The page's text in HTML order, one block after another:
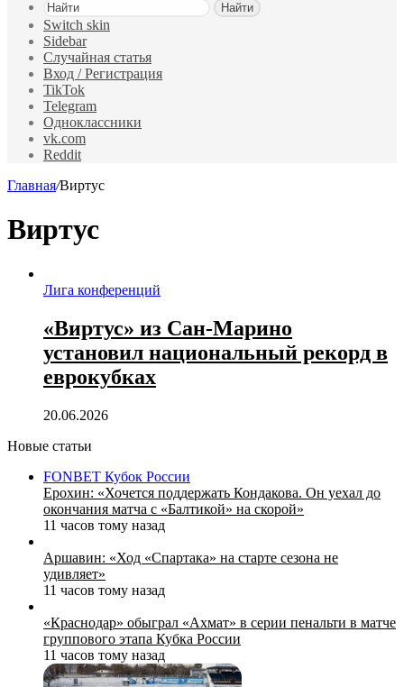
Найти
Switch skin
Sidebar
Случайная статья
Вход / Регистрация
TikTok
Telegram
Одноклассники
vk.com
Reddit
Главная/Виртус
Виртус
Лига конференций
«Виртус» из Сан‑Марино
установил национальный рекорд в
еврокубках
20.06.2026
Новые статьи
FONBET Кубок России
Ерохин: «Хочется поддержать Кондакова. Он уехал до
окончания матча с «Балтикой» на скорой»
11 часов тому назад
Аршавин: «Ход «Спартака» на старте сезона не
удивляет»
11 часов тому назад
«Краснодар» обыграл «Ахмат» в серии пенальти в матче
группового этапа Кубка России
11 часов тому назад